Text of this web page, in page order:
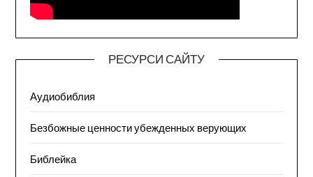
РЕСУРСИ САЙТУ
Аудиобиблия
Безбожные ценности убежденных верующих
Библейка